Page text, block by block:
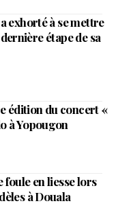
exhorté à se mettre
étape de sa
édition du concert «
à Yopougon
en liesse lors
à Douala